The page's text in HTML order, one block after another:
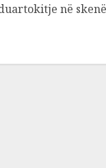
në